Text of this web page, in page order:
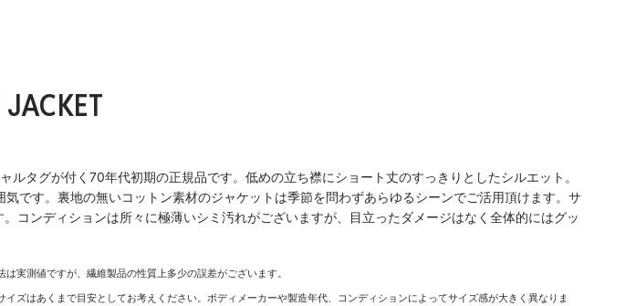
タグが付く70年代初期の正規品です。低めの立ち襟にショート丈のすっきりとしたシルエット。
です。裏地の無いコットン素材のジャケットは季節を問わずあらゆるシーンでご活用頂けます。サ
ンディションは所々に極薄いシミ汚れがございますが、目立ったダメージはなく全体的にはグッ
は実測値ですが、繊維製品の性質上多少の誤差がございます。
イズはあくまで目安としてお考えください。ボディメーカーや製造年代、コンディションによってサイズ感が大きく異なりま